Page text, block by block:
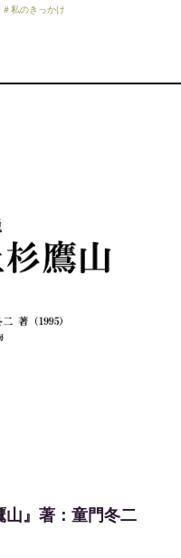
＃私のきっかけ
』著：童門冬二